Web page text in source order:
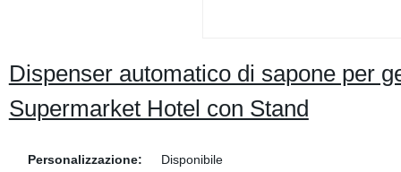
Dispenser automatico di sapone per
Supermarket Hotel con Stand
Personalizzazione:
Disponibile